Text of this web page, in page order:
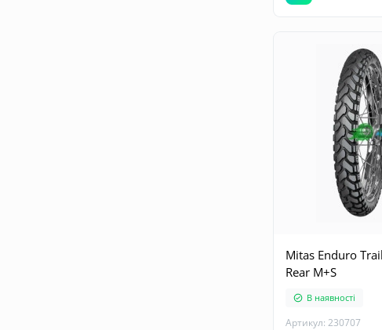
Mitas Enduro
Rear M+S
В наявності
Артикул: 230707